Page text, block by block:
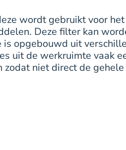
wordt gebruikt voor
Deze filter kan
opgebouwd uit
uit de werkruimte vaak
niet direct de